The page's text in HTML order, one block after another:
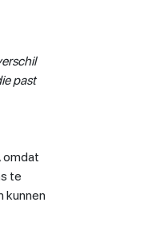
past
omdat
te
kunnen